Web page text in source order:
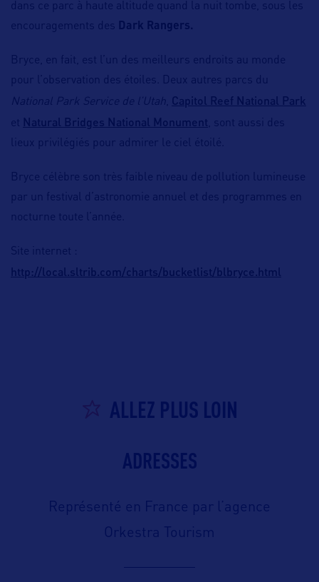
dans ce parc à haute altitude quand la nuit tombe, sous les
encouragements des Dark Rangers.
Bryce, en fait, est l’un des meilleurs endroits au monde
pour l’observation des étoiles. Deux autres parcs du
National Park Service de l’Utah
Capitol Reef National Park
et Natural Bridges National Monument , sont aussi des
lieux privilégiés pour admirer le ciel étoilé.
Bryce célèbre son très faible niveau de pollution lumineuse
par un festival d’astronomie annuel et des programmes en
nocturne toute l’année.
Site internet :
http://local.sltrib.com/charts/bucketlist/blbryce.html
ALLEZ PLUS LOIN
ADRESSES
Représenté en France par l’agence
Orkestra Tourism